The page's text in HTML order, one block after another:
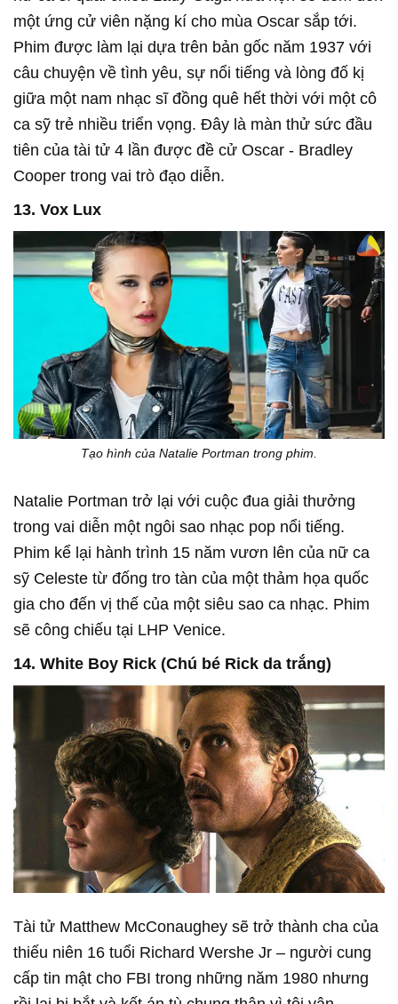
một ứng cử viên nặng kí cho mùa Oscar sắp tới.
Phim được làm lại dựa trên bản gốc năm 1937 với
câu chuyện về tình yêu, sự nổi tiếng và lòng đố kị
giữa một nam nhạc sĩ đồng quê hết thời với một cô
ca sỹ trẻ nhiều triển vọng. Đây là màn thử sức đầu
tiên của tài tử 4 lần được đề cử Oscar - Bradley
Cooper trong vai trò đạo diễn.
13. Vox Lux
Tạo hình của Natalie Portman trong phim.
Natalie Portman trở lại với cuộc đua giải thưởng
trong vai diễn một ngôi sao nhạc pop nổi tiếng.
Phim kể lại hành trình 15 năm vươn lên của nữ ca
sỹ Celeste từ đống tro tàn của một thảm họa quốc
gia cho đến vị thế của một siêu sao ca nhạc. Phim
sẽ công chiếu tại LHP Venice.
14. White Boy Rick (Chú bé Rick da trắng)
Tài tử Matthew McConaughey sẽ trở thành cha của
thiếu niên 16 tuổi Richard Wershe Jr – người cung
cấp tin mật cho FBI trong những năm 1980 nhưng